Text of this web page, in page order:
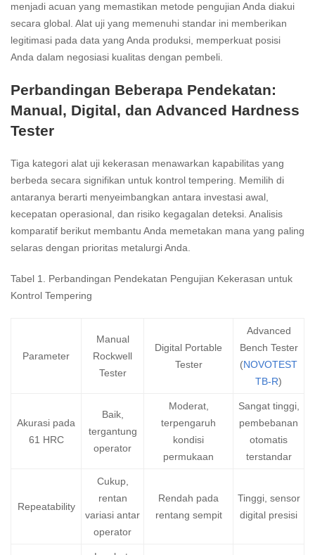
menjadi acuan yang memastikan metode pengujian Anda diakui
secara global. Alat uji yang memenuhi standar ini memberikan
legitimasi pada data yang Anda produksi, memperkuat posisi
Anda dalam negosiasi kualitas dengan pembeli.
Perbandingan Beberapa Pendekatan:
Manual, Digital, dan Advanced Hardness
Tester
Tiga kategori alat uji kekerasan menawarkan kapabilitas yang
berbeda secara signifikan untuk kontrol tempering. Memilih di
antaranya berarti menyeimbangkan antara investasi awal,
kecepatan operasional, dan risiko kegagalan deteksi. Analisis
komparatif berikut membantu Anda memetakan mana yang paling
selaras dengan prioritas metalurgi Anda.
Tabel 1. Perbandingan Pendekatan Pengujian Kekerasan untuk
Kontrol Tempering
Parameter
Manual
Rockwell
Tester
Digital Portable
Tester
Advanced
Bench Tester
(NOVOTEST
TB-R)
Akurasi pada
61 HRC
Baik,
tergantung
operator
Moderat,
terpengaruh
kondisi
permukaan
Sangat tinggi,
pembebanan
otomatis
terstandar
Repeatability
Cukup,
rentan
variasi antar
operator
Rendah pada
rentang sempit
Tinggi, sensor
digital presisi